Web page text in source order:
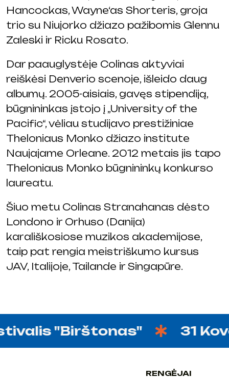
Hancockas, Wayne‘as Shorteris, groja
trio su Niujorko džiazo pažibomis Glennu
Zaleski ir Ricku Rosato.
Dar paauglystėje Colinas aktyviai
reiškėsi Denverio scenoje, išleido daug
albumų. 2005-aisiais, gavęs stipendiją,
būgnininkas įstojo į „University of the
Pacific“, vėliau studijavo prestižiniae
Theloniaus Monko džiazo institute
Naujajame Orleane. 2012 metais jis tapo
Theloniaus Monko būgnininkų konkurso
laureatu.
Šiuo metu Colinas Stranahanas dėsto
Londono ir Orhuso (Danija)
karališkosiose muzikos akademijose,
taip pat rengia meistriškumo kursus
JAV, Italijoje, Tailande ir Singapūre.
"Birštonas" 31
RENGĖJAI